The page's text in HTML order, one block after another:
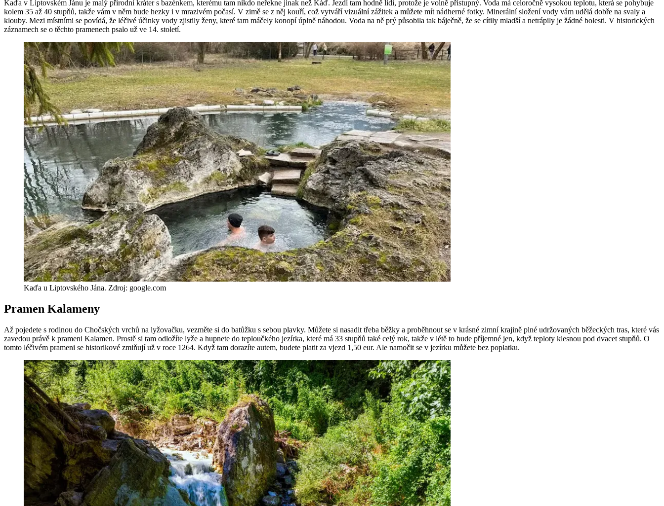
Kaďa v Liptovském Jánu je malý přírodní kráter s bazénkem, kterému tam nikdo neřekne jinak než Káď. Jezdí tam hodně lidí, protože je volně přístupný. Voda má celoročně vysokou teplotu, která se pohybuje
kolem 35 až 40 stupňů, takže vám v něm bude hezky i v mrazivém počasí. V zimě se z něj kouří, což vytváří vizuální zážitek a můžete mít nádherné fotky. Minerální složení vody vám udělá dobře na svaly a
klouby. Mezi místními se povídá, že léčivé účinky vody zjistily ženy, které tam máčely konopí úplně náhodou. Voda na ně prý působila tak báječně, že se cítily mladší a netrápily je žádné bolesti. V historických
záznamech se o těchto pramenech psalo už ve 14. století.
Kaďa u Liptovského Jána. Zdroj: google.com
Pramen Kalameny
Až pojedete s rodinou do Chočských vrchů na lyžovačku, vezměte si do batůžku s sebou plavky. Můžete si nasadit třeba běžky a proběhnout se v krásné zimní krajině plné udržovaných běžeckých tras, které vás
zavedou právě k prameni Kalamen. Prostě si tam odložíte lyže a hupnete do teploučkého jezírka, které má 33 stupňů také celý rok, takže v létě to bude příjemné jen, když teploty klesnou pod dvacet stupňů. O
tomto léčivém prameni se historikové zmiňují už v roce 1264. Když tam dorazíte autem, budete platit za vjezd 1,50 eur. Ale namočit se v jezírku můžete bez poplatku.